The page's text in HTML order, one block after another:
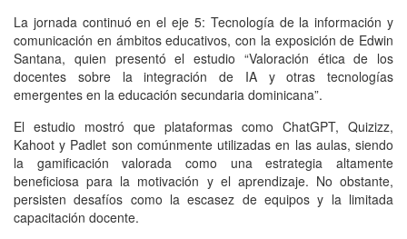
La jornada continuó en el eje 5: Tecnología de la información y
comunicación en ámbitos educativos, con la exposición de Edwin
Santana, quien presentó el estudio “Valoración ética de los
docentes sobre la integración de IA y otras tecnologías
emergentes en la educación secundaria dominicana”.
El estudio mostró que plataformas como ChatGPT, Quizizz,
Kahoot y Padlet son comúnmente utilizadas en las aulas, siendo
la gamificación valorada como una estrategia altamente
beneficiosa para la motivación y el aprendizaje. No obstante,
persisten desafíos como la escasez de equipos y la limitada
capacitación docente.